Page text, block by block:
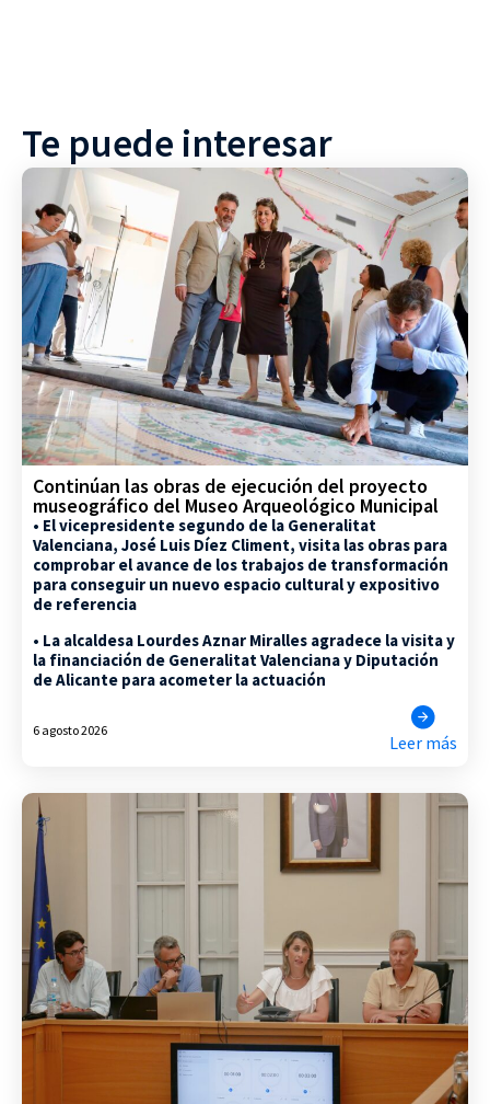
Te puede interesar
Continúan las obras de ejecución del proyecto
museográfico del Museo Arqueológico Municipal
• El vicepresidente segundo de la Generalitat
Valenciana, José Luis Díez Climent, visita las obras para
comprobar el avance de los trabajos de transformación
para conseguir un nuevo espacio cultural y expositivo
de referencia
• La alcaldesa Lourdes Aznar Miralles agradece la visita y
la financiación de Generalitat Valenciana y Diputación
de Alicante para acometer la actuación
6 agosto 2026
Leer más